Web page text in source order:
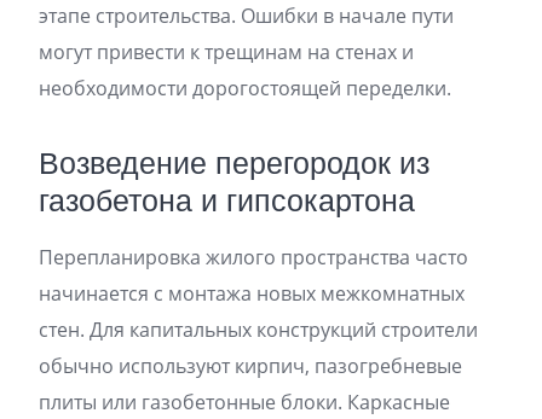
этапе строительства. Ошибки в начале пути
могут привести к трещинам на стенах и
необходимости дорогостоящей переделки.
Возведение перегородок из
газобетона и гипсокартона
Перепланировка жилого пространства часто
начинается с монтажа новых межкомнатных
стен. Для капитальных конструкций строители
обычно используют кирпич, пазогребневые
плиты или газобетонные блоки. Каркасные